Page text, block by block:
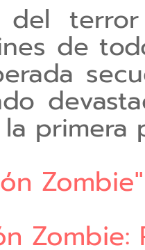
del
de
primera